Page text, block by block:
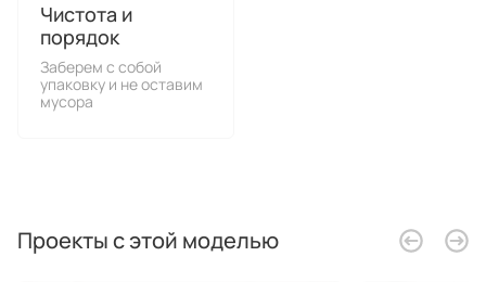
Чистота и
порядок
Заберем с собой
упаковку и не оставим
мусора
Проекты с этой моделью